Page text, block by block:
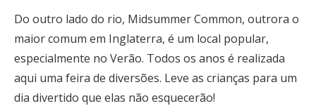
Do outro lado do rio, Midsummer Common, outrora o
maior comum em Inglaterra, é um local popular,
especialmente no Verão. Todos os anos é realizada
aqui uma feira de diversões. Leve as crianças para um
dia divertido que elas não esquecerão!